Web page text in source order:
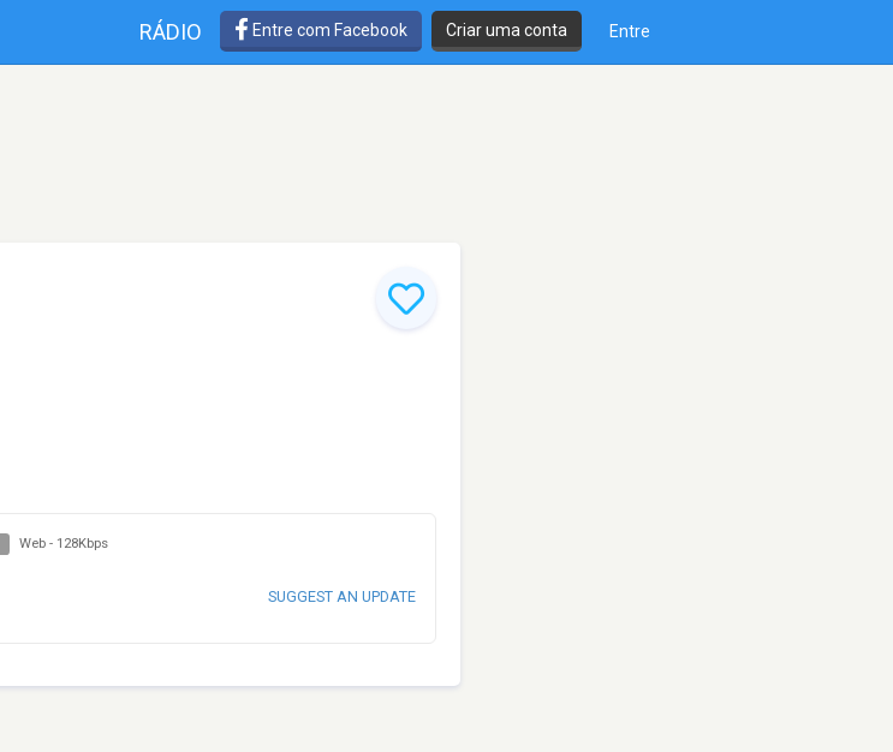
RÁDIO Entre com Facebook Criar uma conta Entre
Web - 128Kbps
SUGGEST AN UPDATE